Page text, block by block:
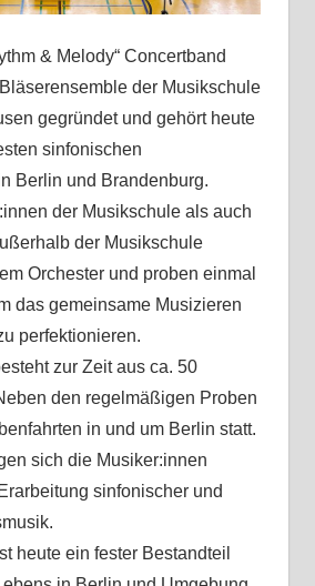
& Melody“ Concertband
der Musikschule
gegründet und gehört heute
sinfonischen
Berlin und Brandenburg.
der Musikschule als auch
der Musikschule
Orchester und proben einmal
das gemeinsame Musizieren
perfektionieren.
zur Zeit aus ca. 50
den regelmäßigen Proben
in und um Berlin statt.
sich die Musiker:innen
sinfonischer und
heute ein fester Bestandteil